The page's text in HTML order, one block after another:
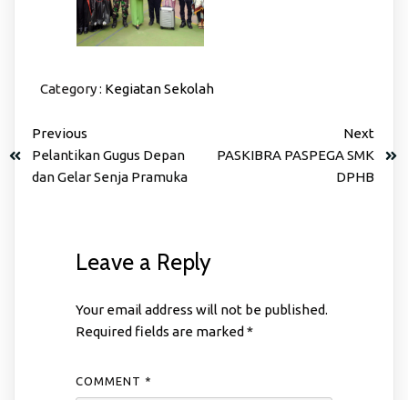
Category : Kegiatan Sekolah
Previous
Pelantikan Gugus Depan
dan Gelar Senja Pramuka
Next
PASKIBRA PASPEGA SMK
DPHB
Leave a Reply
Your email address will not be published.
Required fields are marked *
COMMENT *